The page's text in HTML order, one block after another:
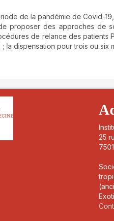
de la pandémie de Covid-
proposer des approches de
de relance des
la dispensation pour trois ou six
25